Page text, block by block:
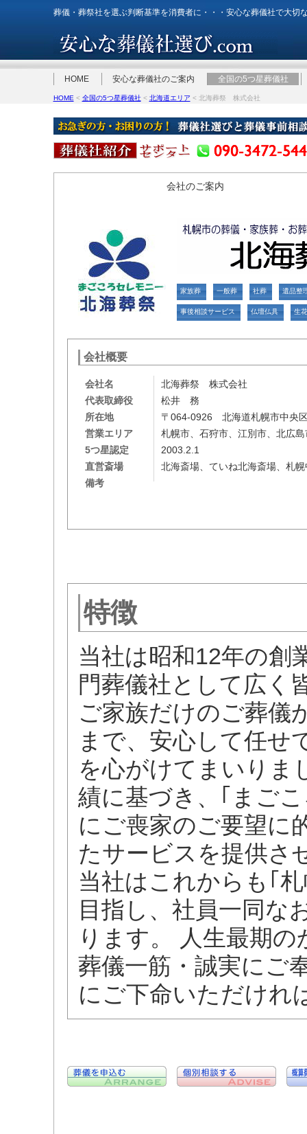
葬儀・葬祭社を選ぶ判断基準を消費者に・・・安心な葬儀社で大切
HOME 安心な葬儀社のご案内 全国の5つ星葬儀社
HOME < 全国の5つ星葬儀社< 北海道エリア < 北海葬祭 株式会社
会社のご案内
家族葬 一般葬 社葬 遺品整
事後相談サービス 仏壇仏具 生
会社概要
会社名
北海葬祭 株式会社
代表取締役
松井 務
所在地
〒064-0926 北海道札幌市中央
営業エリア
札幌市、石狩市、江別市、北広
5つ星認定
2003.2.1
直営斎場
北海斎場、ていね北海斎場、札
備考
特徴
当社は昭和12年の創
門葬儀社として広く
ご家族だけのご葬儀
まで、安心して任せ
を心がけてまいりま
績に基づき、｢まご
にご喪家のご要望に
たサービスを提供さ
当社はこれからも｢
目指し、社員一同な
ります。 人生最期
葬儀一筋・誠実にご
にご下命いただけれ